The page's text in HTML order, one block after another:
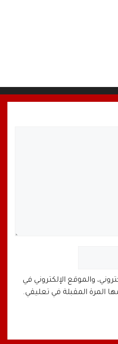
والموقع الإلكتروني في
المرة المقبلة في تعليقي.